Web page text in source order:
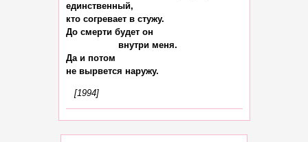
единственный,
кто согревает в стужу.
До смерти будет он
                   внутри меня.
Да и потом
[1994]